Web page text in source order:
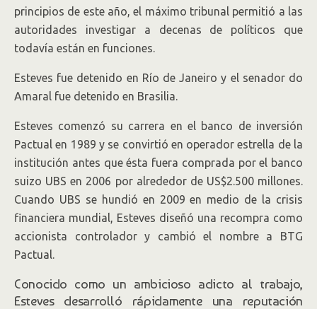
principios de este año, el máximo tribunal permitió a las
autoridades investigar a decenas de políticos que
todavía están en funciones.
Esteves fue detenido en Río de Janeiro y el senador do
Amaral fue detenido en Brasilia.
Esteves comenzó su carrera en el banco de inversión
Pactual en 1989 y se convirtió en operador estrella de la
institución antes que ésta fuera comprada por el banco
suizo UBS en 2006 por alrededor de US$2.500 millones.
Cuando UBS se hundió en 2009 en medio de la crisis
financiera mundial, Esteves diseñó una recompra como
accionista controlador y cambió el nombre a BTG
Pactual.
Conocido como un ambicioso adicto al trabajo,
Esteves desarrolló rápidamente una reputación